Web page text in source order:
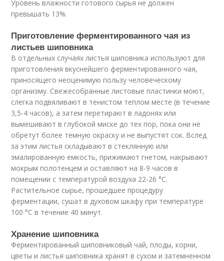
Уровень влажности готового сырья не должен
превышать 13%.
Приготовление ферментированного чая из
листьев шиповника
В отдельных случаях листья шиповника используют для
приготовления вкуснейшего ферментированного чая,
приносящего неоценимую пользу человеческому
организму. Свежесобранные листовые пластинки моют,
слегка подвяливают в тенистом теплом месте (в течение
3,5-4 часов), а затем перетирают в ладонях или
вымешивают в глубокой миске до тех пор, пока они не
обретут более темную окраску и не выпустят сок. Вслед
за этим листья складывают в стеклянную или
эмалированную емкость, прижимают гнетом, накрывают
мокрым полотенцем и оставляют на 8-9 часов в
помещении с температурой воздуха 22-26 °C.
Растительное сырье, прошедшее процедуру
ферментации, сушат в духовом шкафу при температуре
100 °C в течение 40 минут.
Хранение шиповника
Ферментированный шиповниковый чай, плоды, корни,
цветы и листья шиповника хранят в сухом и затемненном